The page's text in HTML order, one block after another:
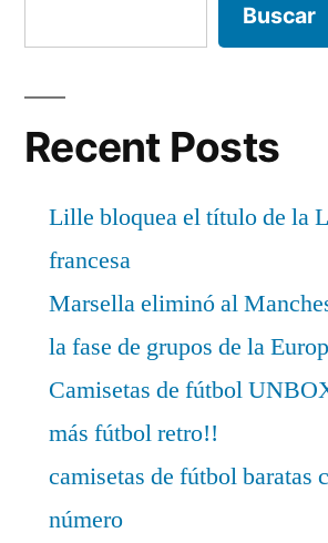
Buscar
Recent Posts
Lille bloquea el título de la
francesa
Marsella eliminó al
la fase de grupos de la
Camisetas de fútbol
más fútbol retro!!
camisetas de fútbol baratas
número